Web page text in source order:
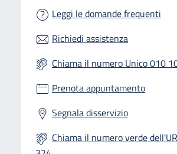
Leggi le domande frequenti
Richiedi assistenza
Chiama il numero Unico 010
Prenota appuntamento
Segnala disservizio
Chiama il numero verde